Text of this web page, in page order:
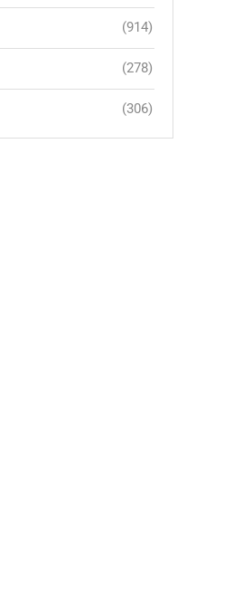
(914)
(278)
(306)